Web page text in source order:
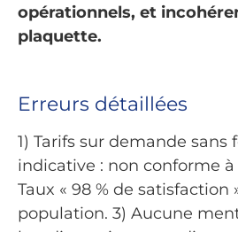
opérationnels, et
plaquette.
Erreurs détaillées
1) Tarifs sur demande sans
indicative : non conforme à
Taux « 98 % de satisfaction
population. 3) Aucune